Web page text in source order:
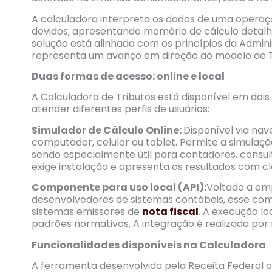
A calculadora interpreta os dados de uma
devidos, apresentando memória de cálculo
solução está alinhada com os princípios da
representa um avanço em direção ao modelo de
Duas formas de acesso: online e local
A Calculadora de Tributos está disponível em
atender diferentes perfis de usuários:
Simulador de Cálculo Online:Disponível via
computador, celular ou tablet. Permite a
sendo especialmente útil para contadores,
exige instalação e apresenta os resultados com
Componente para uso local (API):Voltado a
desenvolvedores de sistemas contábeis, esse
sistemas emissores de nota fiscal. A execução
padrões normativos. A integração é realizada por
Funcionalidades disponíveis na Calculadora
A ferramenta desenvolvida pela Receita Federal